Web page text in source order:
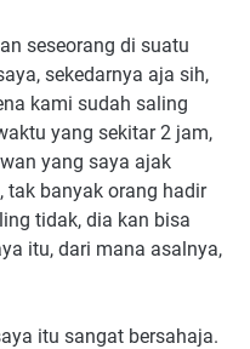
seseorang di suatu
sekedarnya aja sih,
kami sudah saling
yang sekitar 2 jam,
yang saya ajak
tak banyak orang hadir
tidak, dia kan bisa
itu, dari mana asalnya,
itu sangat bersahaja.